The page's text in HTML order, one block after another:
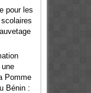
pour les
Pomme
Bénin :